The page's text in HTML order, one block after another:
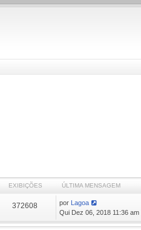
EXIBIÇÕES ÚLTIMA MENSAGEM
372608 por Lagoa
Qui Dez 06, 2018 11:36 am